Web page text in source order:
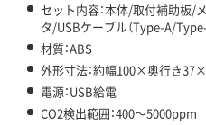
セット内容：本体/取付補助板/
タ/USBケーブル（Type-A/Type-
材質：ABS
外形寸法：約幅100×奥行き
電源：USB給電
CO2検出範囲：400～5000ppm